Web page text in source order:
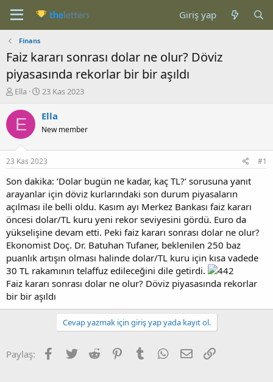
Giriş yap
Finans
Faiz kararı sonrası dolar ne olur? Döviz
piyasasında rekorlar bir bir aşıldı
K
n
b
u
u
b
a
l
a
t
a
n
Ella
B
ş
a
g
ı
ç
a
r
i
h
i
23 Kas 2023
E Ella
New member
23 Kas 2023 #1
Son dakika: ‘Dolar bugün ne kadar, kaç TL?’ sorusuna yanıt
arayanlar için döviz kurlarındaki son durum piyasaların
açılması ile belli oldu. Kasım ayı Merkez Bankası faiz kararı
öncesi dolar/TL kuru yeni rekor seviyesini gördü. Euro da
yükselişine devam etti. Peki faiz kararı sonrası dolar ne olur?
Ekonomist Doç. Dr. Batuhan Tufaner, beklenilen 250 baz
puanlık artışın olması halinde dolar/TL kuru için kısa vadede
30 TL rakamının telaffuz edileceğini dile getirdi.
Faiz kararı sonrası dolar ne olur? Döviz piyasasında rekorlar
bir bir aşıldı
Cevap yazmak için giriş yap yada kayıt ol.
Paylaş: Facebook
Twitter Reddit PinterestTumblr WhatsApp
E-posta